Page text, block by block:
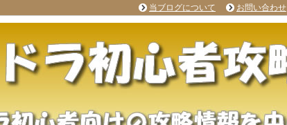
当ブログについて お問い合わせ